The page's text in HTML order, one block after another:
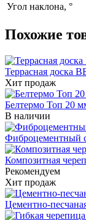
Угол наклона, °
Похожие
Террасная доска
Хит продаж
Белтермо Топ 20
В наличии
Фиброцементный
Композитная
Рекомендуем
Хит продаж
Цементно-